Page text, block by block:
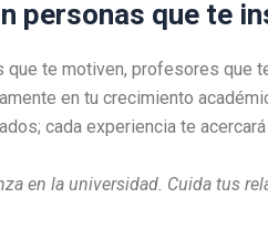
personas que te
que te motiven, profesores que
en tu crecimiento
cada experiencia te
en la universidad. Cuida tus